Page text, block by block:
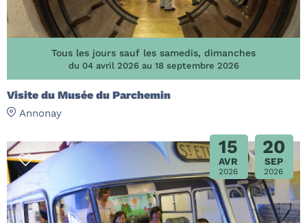
Tous les jours sauf les samedis, dimanches
du 04 avril 2026 au 18 septembre 2026
Visite du Musée du Parchemin
Annonay
15
AVR
2026
20
SEP
2026